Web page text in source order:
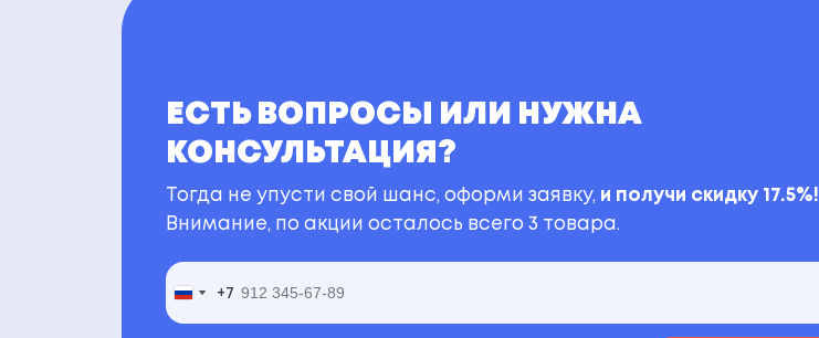
ЕСТЬ ВОПРОСЫ ИЛИ НУЖНА
КОНСУЛЬТАЦИЯ?
Тогда не упусти свой шанс, оформи заявку, и получи скидку 17.5%!
Внимание, по акции осталось всего 3 товара.
Russia
+7
+7
Russia
+7
+7